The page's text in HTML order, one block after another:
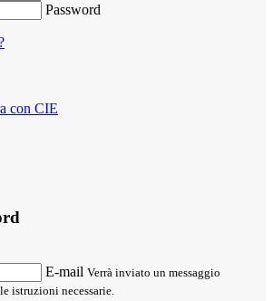
Password
con CIE
E-mail Verrà inviato un messaggio
istruzioni necessarie.